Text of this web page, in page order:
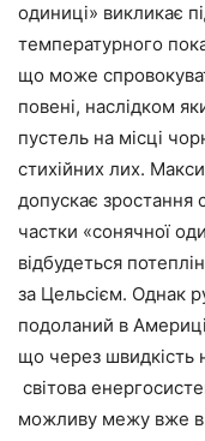
одиниці» викликає
температурного
що може
повені, наслідком
пустель на місці
стихійних лих.
допускає зростання
частки «сонячної
відбудеться
за Цельсієм. Однак
подоланий в
що через швидкість
світова
можливу межу вже в